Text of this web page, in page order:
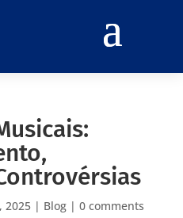
2025| Blog| 0 comments